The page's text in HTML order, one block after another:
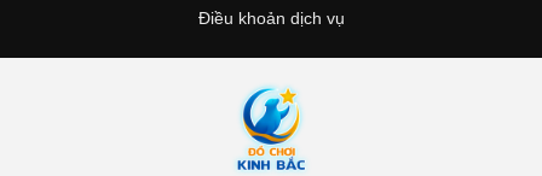
Điều khoản dịch vụ